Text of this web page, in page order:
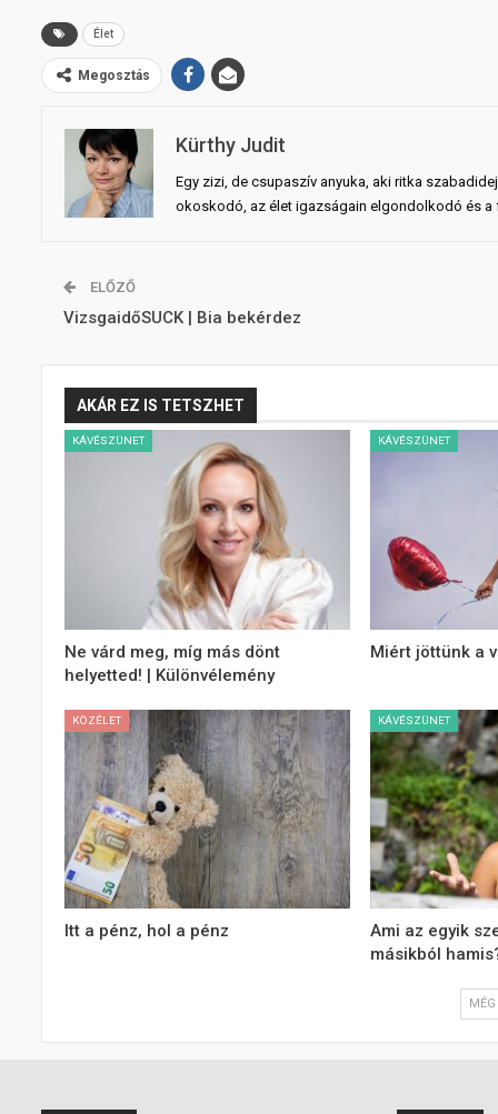
Élet
Megosztás
Kürthy Judit
Egy zizi, de csupaszív anyuka, aki ritka
okoskodó, az élet igazságain elgondolkodó és a
ELŐZŐ
VizsgaidőSUCK | Bia bekérdez
AKÁR EZ IS TETSZHET
KÁVÉSZÜNET
Ne várd meg, míg más dönt
helyetted! | Különvélemény
KÁVÉSZÜNET
Miért jöttünk a
KÖZÉLET
Itt a pénz, hol a pénz
KÁVÉSZÜNET
Ami az egyik
másikból